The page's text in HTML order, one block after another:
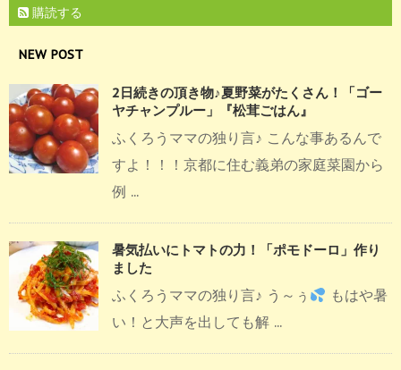
購読する
NEW POST
2日続きの頂き物♪夏野菜がたくさん！「ゴー
ヤチャンプルー」『松茸ごはん』
ふくろうママの独り言♪ こんな事あるんで
すよ！！！京都に住む義弟の家庭菜園から
例 ...
暑気払いにトマトの力！「ポモドーロ」作り
ました
ふくろうママの独り言♪ う～ぅ
もはや暑
い！と大声を出しても解 ...